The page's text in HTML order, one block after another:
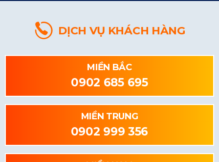
DỊCH VỤ KHÁCH HÀNG
MIỀN BẮC
0902 685 695
MIỀN TRUNG
0902 999 356